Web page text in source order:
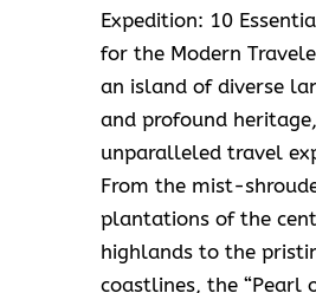
Expedition: 10
for the Modern
an island of diverse
and profound
unparalleled travel
From the mist-
plantations of the
highlands to the
coastlines, the “Pearl